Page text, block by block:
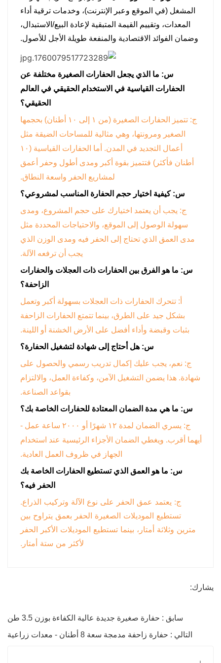
المشغل (في الموقع وعبر الإنترنت)، وخدمات ترقية أداء
المعدات، وتقييم القيمة المتبقية لإعادة البيع/الاستبدال،
وضمان الفوائد الاقتصادية والمنفعة طويلة الأجل للأصول.
س: ما الذي يجعل الحفارات الصغيرة مختلفة عن
الحفارات القياسية في الاستخدام الحقيقي في العالم
الحقيقي؟
ج: تتميز الحفارات الصغيرة (من ١ إلى ١٠ أطنان) بحجمها
الصغير ومرونتها، وهي مثالية للمساحات الضيقة مثل
أعمال التجديد في المدن. أما الحفارات القياسية (١٠
أطنان فأكثر) فتتميز بقوة أكبر ومدى أطول وحفر أعمق
لمشاريع الحفر واسعة النطاق.
س: كيفية اختيار حجم الحفارة المناسب لمشروعي؟
ج: يجب أن يعتمد اختيارك على حجم المشروع، ومدى
سهولة الوصول إلى الموقع، والاحتياجات المحددة مثل
مدى العمق الذي تحتاج إلى الحفر فيه ومدى الوزن الذي
يجب أن ترفعه الآلة.
س: ما هو الفرق بين الحفارات ذات العجلات والحفارات
الزاحفة؟
أ: تتحرك الحفارات ذات العجلات بسهولة أكبر وتعمل
بشكل جيد على الطرق، بينما تتمتع الحفارات الزاحفة
بثبات وقبضة وأداء أفضل على الأرض الخشنة أو اللينة.
س: هل أحتاج إلى شهادة لتشغيل الحفارة؟
ج: نعم، يجب عليك إكمال تدريب رسمي والحصول على
شهادة. هذا يضمن التشغيل الآمن، وكفاءة العمل، والالتزام
بقواعد الصناعة.
س: ما هي مدة الضمان المعتادة للحفارات الخاصة بك؟
ج: يسري الضمان لمدة ١٢ شهرًا أو ٢٠٠٠ ساعة عمل -
أيهما أقرب. ويغطي الضمان الأجزاء الرئيسية عند استخدام
الجهاز في ظروف العمل العادية.
س: ما هو العمق الذي تستطيع الحفارات الخاصة بك
الحفر فيه؟
ج: يعتمد عمق الحفر على نوع الآلة وتركيب الذراع.
تستطيع الموديلات الصغيرة الحفر بعمق يتراوح بين
مترين وثلاثة أمتار، بينما تستطيع الموديلات الأكبر الحفر
لأكثر من ستة أمتار.
يشارك:
سابق : حفارة صغيرة جديدة عالية الكفاءة بوزن 3.5 طن
التالي : حفارة زاحفة مدمجة سعة 8 أطنان - معدات زراعية